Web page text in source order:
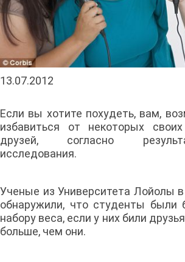
13.07.2012
Если вы хотите похудеть, вам,
избавиться от некоторых
друзей, согласно
исследования.
Ученые из Университета Лойолы
обнаружили, что студенты были
набору веса, если у них били
больше, чем они.